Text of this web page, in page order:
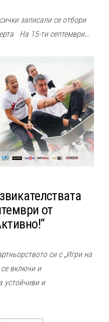
записали се отбори
На 15-ти септември…
от
си с „Игри на
включи и
устойчиви и